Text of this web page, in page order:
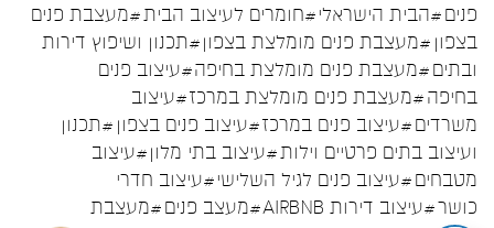
פנים#הבית הישראלי#חומרים לעיצוב הבית#מעצבת פנים
בצפון #מעצבת פנים מומלצת בצפון#תכנון ושיפוץ דירות
ובתים#מעצבת פנים מומלצת בחיפה#עיצוב פנים
בחיפה#מעצבת פנים מומלצת במרכז#עיצוב
משרדים#עיצוב פנים במרכז#עיצוב פנים בצפון #תכנון
ועיצוב בתים פרטיים וילות#עיצוב בתי מלון#עיצוב
מטבחים#עיצוב פנים לגיל השלישי#עיצוב חדרי
כושר#עיצוב דירות AIRBNB #מעצב פנים#מעצבת